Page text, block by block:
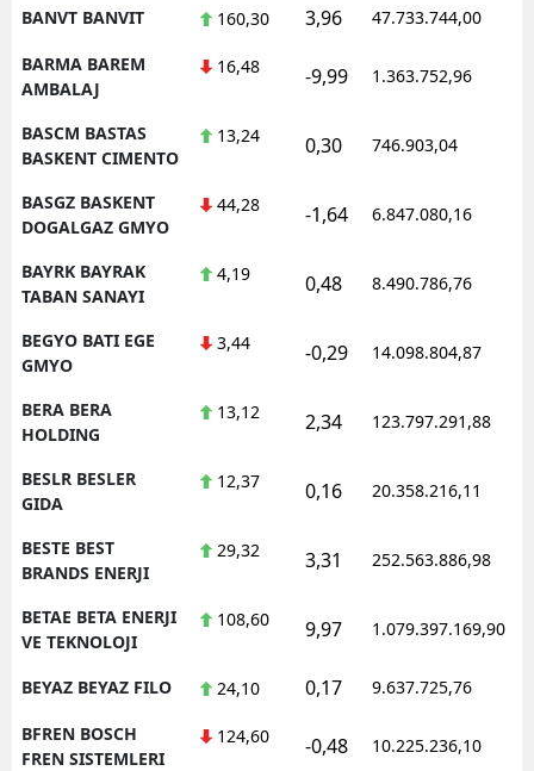
BANVT BANVIT 160,30 3,96 47.733.744,00
BARMA BAREM
AMBALAJ
16,48 -9,99 1.363.752,96
BASCM BASTAS
BASKENT CIMENTO
13,24 0,30 746.903,04
BASGZ BASKENT
DOGALGAZ GMYO
44,28 -1,64 6.847.080,16
BAYRK BAYRAK
TABAN SANAYI
4,19 0,48 8.490.786,76
BEGYO BATI EGE
GMYO
3,44 -0,29 14.098.804,87
BERA BERA
HOLDING
13,12 2,34 123.797.291,88
BESLR BESLER
GIDA
12,37 0,16 20.358.216,11
BESTE BEST
BRANDS ENERJI
29,32 3,31 252.563.886,98
BETAE BETA ENERJI
VE TEKNOLOJI
108,60 9,97 1.079.397.169,90
BEYAZ BEYAZ FILO 24,10 0,17 9.637.725,76
BFREN BOSCH
FREN SISTEMLERI
124,60 -0,48 10.225.236,10